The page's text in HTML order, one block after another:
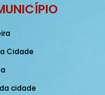
Cidade
cidade